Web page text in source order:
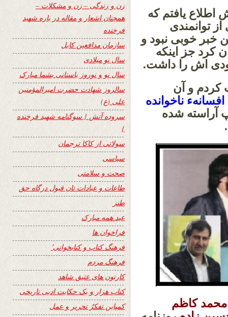
اطلاع یافتم که
توانمندی
خبر خوبی نبود و
کرد جز اینکه
اش را داشت.
کردم و آن
افسانهء ناخوانده
آراسته شده
محمد کاظم
زن و زندگی – زن و مشکلات –
همچنان اشعار و مقاله در باره شهید
فرخنده
سازمان مدافعین کابل
سال نو میلادی
سال نو و نوروز باستانی بشما مبارک
سالروز شهادت حضرت امیرالمؤمنین
علی (ع)
سروده آتش { سوگنامه شهید فرخنده
}
سولاتی از کاکا ترجمان
سیاسی
صحت و سلامتی
طاعات و عبادات تان قبول درگاه حق
طنز
عید همه مبارک
فراخوان ها
فرهنگ کتاب و کتابخوانی٬
فرهنگ مردم
کارتون های عتیق شاهد
کتاب هزار و یک حکایت ادبی تاریخی
کمپاین تفکرُ تحریر و عمل